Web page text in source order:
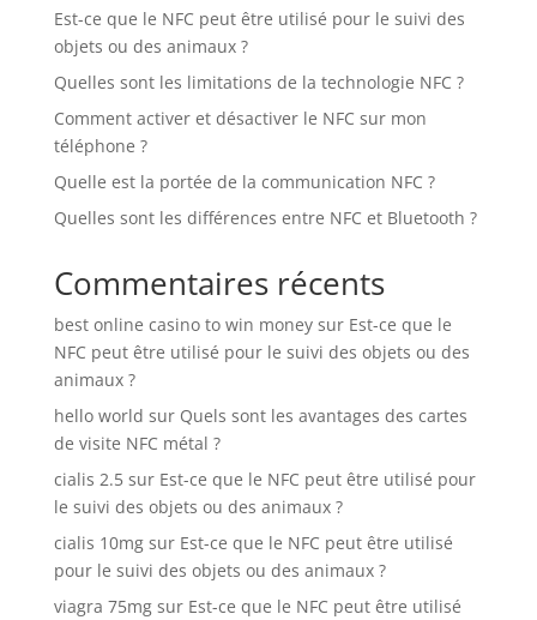
Est-ce que le NFC peut être utilisé pour le suivi des
objets ou des animaux ?
Quelles sont les limitations de la technologie NFC ?
Comment activer et désactiver le NFC sur mon
téléphone ?
Quelle est la portée de la communication NFC ?
Quelles sont les différences entre NFC et Bluetooth ?
Commentaires récents
best online casino to win moneysur Est-ce que le
NFC peut être utilisé pour le suivi des objets ou des
animaux ?
hello world sur Quels sont les avantages des cartes
de visite NFC métal ?
cialis 2.5sur Est-ce que le NFC peut être utilisé pour
le suivi des objets ou des animaux ?
cialis 10mgsur Est-ce que le NFC peut être utilisé
pour le suivi des objets ou des animaux ?
viagra 75mgsur Est-ce que le NFC peut être utilisé